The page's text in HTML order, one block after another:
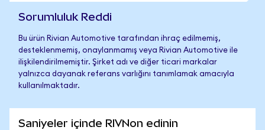
Sorumluluk Reddi
Bu ürün Rivian Automotive tarafından ihraç edilmemiş,
desteklenmemiş, onaylanmamış veya Rivian Automotive ile
ilişkilendirilmemiştir. Şirket adı ve diğer ticari markalar
yalnızca dayanak referans varlığını tanımlamak amacıyla
kullanılmaktadır.
Saniyeler içinde RIVNon edinin